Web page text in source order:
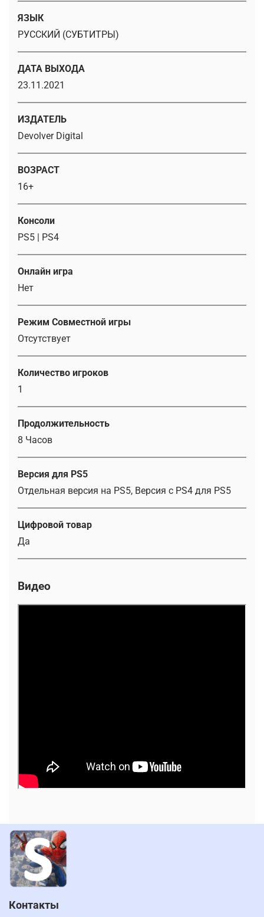
ЯЗЫК
РУССКИЙ (СУБТИТРЫ)
ДАТА ВЫХОДА
23.11.2021
ИЗДАТЕЛЬ
Devolver Digital
ВОЗРАСТ
16+
Консоли
PS5 | PS4
Онлайн игра
Нет
Режим Совместной игры
Отсутствует
Количество игроков
1
Продолжительность
8 Часов
Версия для PS5
Отдельная версия на PS5, Версия с PS4 для PS5
Цифровой товар
Да
Видео
Контакты